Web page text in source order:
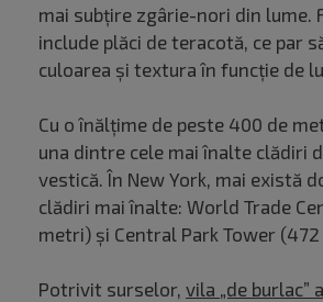
mai subțire zgârie-nori din lume.
include plăci de teracotă, ce par
culoarea și textura în funcție de
Cu o înălțime de peste 400 de
una dintre cele mai înalte clădiri
vestică. În New York, mai există
clădiri mai înalte: World Trade
metri) și Central Park Tower
Potrivit surselor, vila „de burlac”